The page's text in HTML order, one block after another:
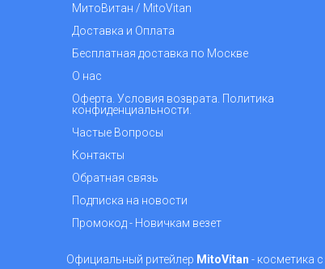
МитоВитан / MitoVitan
Доставка и Оплата
Бесплатная доставка по Москве
О нас
Оферта. Условия возврата. Политика
конфиденциальности.
Частые Вопросы
Контакты
Обратная связь
Подписка на новости
Промокод - Новичкам везет
Официальный ритейлер MitoVitan - косметика с